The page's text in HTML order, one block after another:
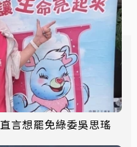
李明依表態支持核三 直言想罷免綠委吳思瑤